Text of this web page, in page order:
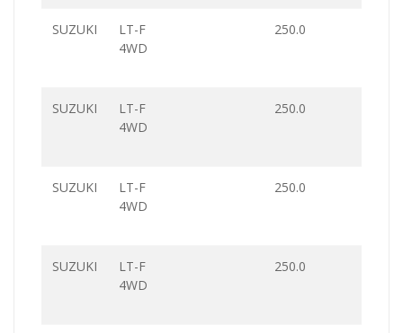
SUZUKI
LT-F
4WD
250.0
SUZUKI
LT-F
4WD
250.0
SUZUKI
LT-F
4WD
250.0
SUZUKI
LT-F
4WD
250.0